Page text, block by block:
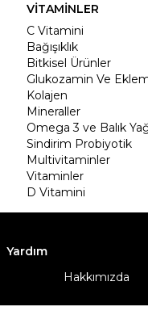
VİTAMİNLER
C Vitamini
Bağışıklık
Bitkisel Ürünler
Glukozamin Ve Eklem
Kolajen
Mineraller
Omega 3 ve Balık
Sindirim Probiyotik
Multivitaminler
Vitaminler
D Vitamini
Yardım
Hakkımızda